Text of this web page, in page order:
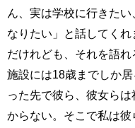
ん、実は学校に行きた
なりたい」と話してく
だけれども、それを語れ
施設には18歳までしか
った先で彼ら、彼女ら
からない。そこで私は